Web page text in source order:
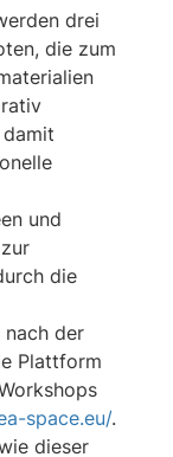
drei
die zum
und
die
nach der
Plattform
space.eu/.
dieser